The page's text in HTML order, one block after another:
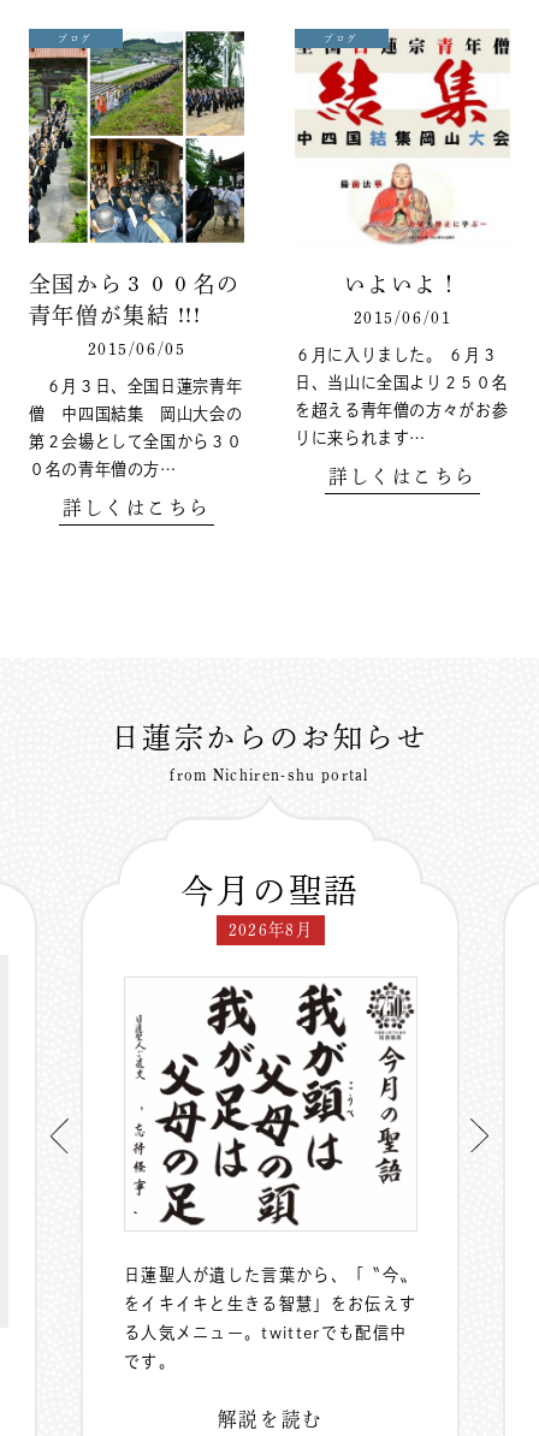
ブログ
全国から３００名の
青年僧が集結 !!!
2015/06/05
６月３日、全国日蓮宗青年
僧 中四国結集 岡山大会の
第２会場として全国から３０
０名の青年僧の方…
詳しくはこちら
ブログ
いよいよ！
2015/06/01
６月に入りました。 ６月３
日、当山に全国より２５０名
を超える青年僧の方々がお参
りに来られます…
詳しくはこちら
日蓮宗からのお知らせ
from Nichiren-shu portal
今月の聖語
2026年8月
日蓮聖人が遺した言葉から、「〝今〟
をイキイキと生きる智慧」をお伝えす
る人気メニュー。twitterでも配信中
です。
解説を読む